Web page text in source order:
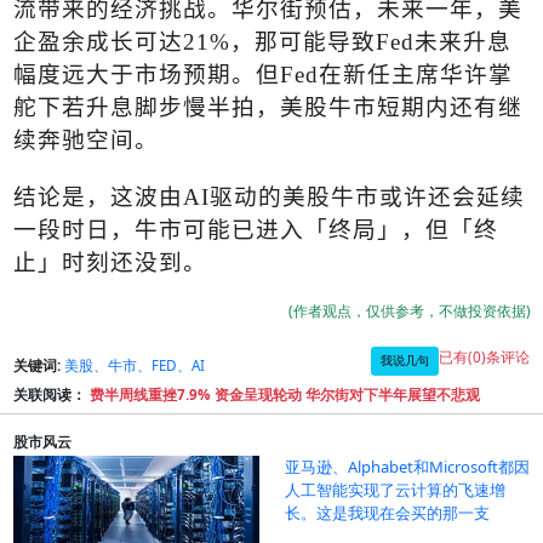
流带来的经济挑战。华尔街预估，未来一年，美
企盈余成长可达21%，那可能导致Fed未来升息
幅度远大于市场预期。但Fed在新任主席华许掌
舵下若升息脚步慢半拍，美股牛市短期内还有继
续奔驰空间。
结论是，这波由AI驱动的美股牛市或许还会延续
一段时日，牛市可能已进入「终局」，但「终
止」时刻还没到。
(作者观点，仅供参考，不做投资依据)
关键词: 美股、牛市、FED、AI 我说几句 已有(0)条评论
关联阅读： 费半周线重挫7.9% 资金呈现轮动 华尔街对下半年展望不悲观
股市风云
亚马逊、Alphabet和Microsoft都因
人工智能实现了云计算的飞速增
长。这是我现在会买的那一支